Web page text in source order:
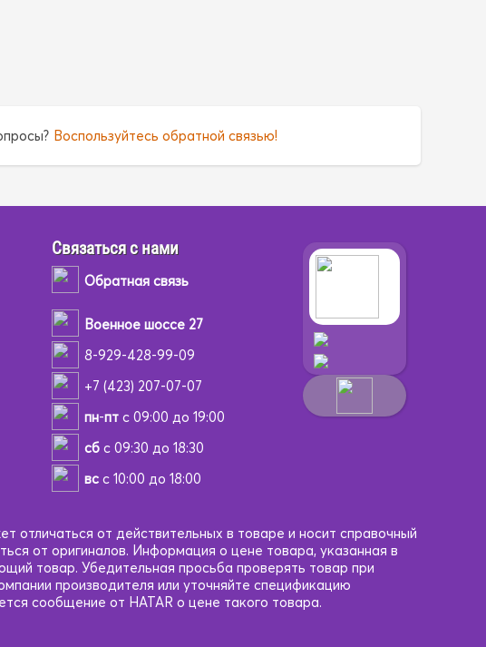
Воспользуйтесь обратной связью!
Связаться с нами
Обратная связь
Военное шоссе 27
8-929-428-99-09
+7 (423) 207-07-07
пн-птс 09:00 до 19:00
сбс 09:30 до 18:30
всс 10:00 до 18:00
отличаться от действительных в товаре и носит справочный
от оригиналов. Информация о цене товара, указанная в
товар. Убедительная просьба проверять товар при
производителя или уточняйте спецификацию
сообщение от HATAR о цене такого товара.